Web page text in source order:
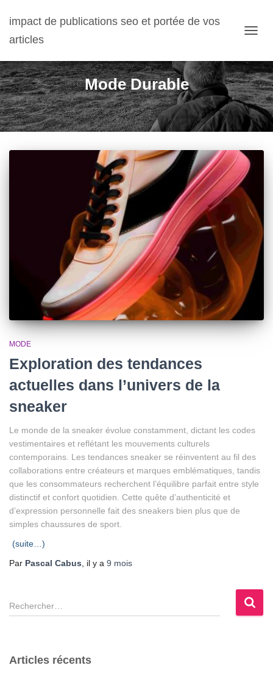
impact de publications seo et portée de vos
articles
Mode Durable
MODE
Exploration des tendances
actuelles dans l’univers de la
sneaker
Le monde de la sneaker évolue constamment, dictant les codes
vestimentaires et reflétant les mouvements culturels
contemporains. Les tendances sneaker se réinventent au fil des
collaborations entre créateurs et marques emblématiques, tandis
que les consommateurs recherchent l’équilibre parfait entre style
distinctif et confort quotidien. Cette quête d’authenticité et
d’expression personnelle fait des sneakers bien plus que de
simples chaussures de sport.
(suite…)
Par Pascal Cabus , il y a 9 mois
R
e
e
Articles récents